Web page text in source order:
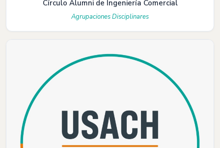
Círculo Alumni de Ingeniería Comercial
Agrupaciones Disciplinares